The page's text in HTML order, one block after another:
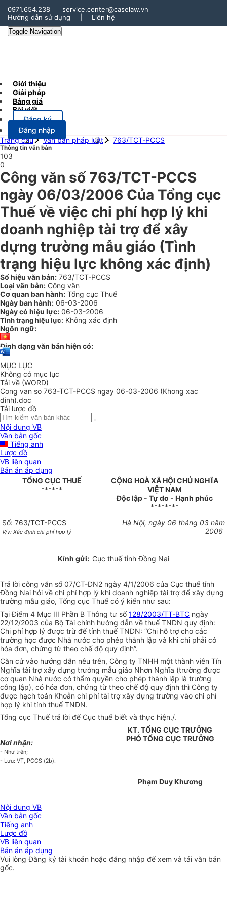
0971.654.238
service.center@caselaw.vn
Hướng dẫn sử dụng
Liên hệ
Toggle Navigation
Giới thiệu
Giải pháp
Bảng giá
Bài viết
Đăng ký
Đăng nhập
Trang chủ
Văn bản pháp luật 763/TCT-PCCS
Thông tin văn bản
103
0
Công văn số 763/TCT-PCCS
ngày 06/03/2006 Của Tổng cục
Thuế về việc chi phí hợp lý khi
doanh nghiệp tài trợ để xây
dựng trường mẫu giáo (Tình
trạng hiệu lực không xác định)
Số hiệu văn bản: 763/TCT-PCCS
Loại văn bản: Công văn
Cơ quan ban hành: Tổng cục Thuế
Ngày ban hành: 06-03-2006
Ngày có hiệu lực: 06-03-2006
Tình trạng hiệu lực: Không xác định
Ngôn ngữ:
Định dạng văn bản hiện có:
MỤC LỤC
Không có mục lục
Tải về (WORD)
Cong van so 763-TCT-PCCS ngay 06-03-2006 (Khong xac
dinh).doc
Tải lược đồ
Nội dung VB
Văn bản gốc
Tiếng anh
Lược đồ
VB liên quan
Bản án áp dụng
TỔNG CỤC THUẾ
******
CỘNG HOÀ XÃ HỘI CHỦ NGHĨA
VIỆT NAM
Độc lập - Tự do - Hạnh phúc
********
Số: 763/TCT-PCCS
V/v: Xác định chi phí hợp lý
Hà Nội, ngày 06 tháng 03 năm
2006
Kính gửi: Cục thuế tỉnh Đồng Nai
Trả lời công văn số 07/CT-DN2 ngày 4/1/2006 của Cục thuế tỉnh
Đồng Nai hỏi về chi phí hợp lý khi doanh nghiệp tài trợ để xây dựng
trường mẫu giáo, Tổng cục Thuế có ý kiến như sau:
Tại Điểm 4 Mục III Phần B Thông tư số128/2003/TT-BTC ngày
22/12/2003 của Bộ Tài chính hướng dẫn về thuế TNDN quy định:
Chi phí hợp lý được trừ để tính thuế TNDN: “Chi hỗ trợ cho các
trường học được Nhà nước cho phép thành lập và khi chi phải có
hóa đơn, chứng từ theo chế độ quy định”.
Căn cứ vào hướng dẫn nêu trên, Công ty TNHH một thành viên Tín
Nghĩa tài trợ xây dựng trường mẫu giáo Nhơn Nghĩa (trường được
cơ quan Nhà nước có thẩm quyền cho phép thành lập là trường
công lập), có hóa đơn, chứng từ theo chế độ quy định thì Công ty
được hạch toán Khoản chi phí tài trợ xây dựng trường vào chi phí
hợp lý khi tính thuế TNDN.
Tổng cục Thuế trả lời để Cục thuế biết và thực hiện./.
Nơi nhận:
- Như trên;
- Lưu: VT, PCCS (2b).
KT. TỔNG CỤC TRƯỞNG
PHÓ TỔNG CỤC TRƯỞNG
Phạm Duy Khương
Nội dung VB
Văn bản gốc
Tiếng anh
Lược đồ
VB liên quan
Bản án áp dụng
Vui lòngĐăng ký tài khoản hoặc đăng nhập để xem và tải văn bản
gốc.